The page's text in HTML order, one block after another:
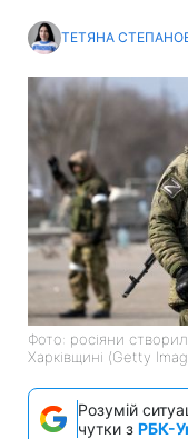
ТЕТЯНА
Фото: росіяни
Харківщині (Getty
Розумій
чутки з РБК-